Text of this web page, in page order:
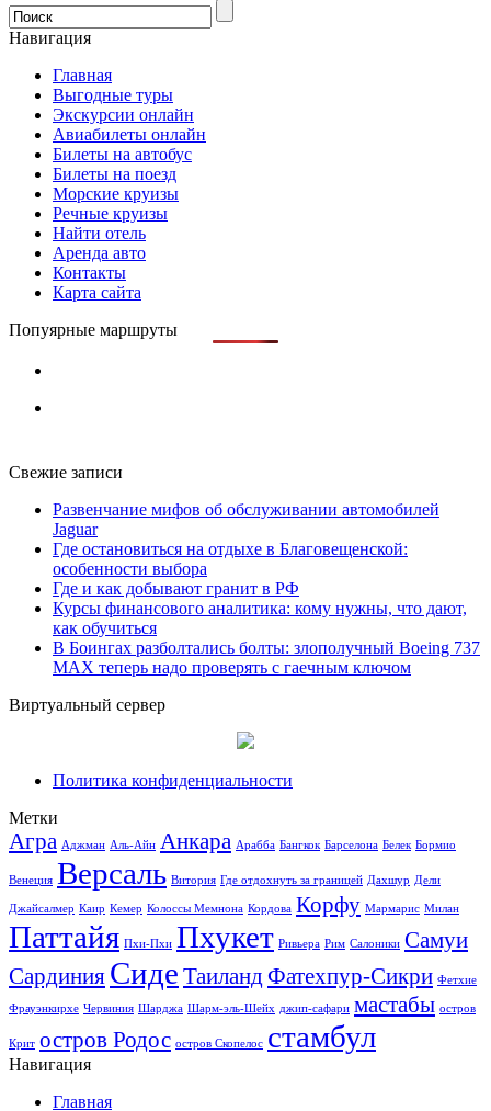
Навигация
Главная
Выгодные туры
Экскурсии онлайн
Авиабилеты онлайн
Билеты на автобус
Билеты на поезд
Морские круизы
Речные круизы
Найти отель
Аренда авто
Контакты
Карта сайта
Попуярные маршруты
Свежие записи
Развенчание мифов об обслуживании автомобилей
Jaguar
Где остановиться на отдыхе в Благовещенской:
особенности выбора
Где и как добывают гранит в РФ
Курсы финансового аналитика: кому нужны, что дают,
как обучиться
В Боингах разболтались болты: злополучный Boeing 737
MAX теперь надо проверять с гаечным ключом
Виртуальный сервер
Политика конфиденциальности
Метки
Агра Аджман Аль-Айн Анкара Арабба Бангкок Барселона Белек Бормио
Венеция Версаль Витория Где отдохнуть за границей Дахшур Дели
Джайсалмер Каир Кемер Колоссы Мемнона Кордова Корфу Мармарис Милан
Паттайя Пхи-Пхи Пхукет Ривьера Рим Салоники Самуи
Сардиния Сиде ТаиландФатехпур-Сикри Фетхие
Фрауэнкирхе Червиния Шарджа Шарм-эль-Шейх джип-сафари мастабы остров
Крит остров Родос остров Скопелос стамбул
Навигация
Главная